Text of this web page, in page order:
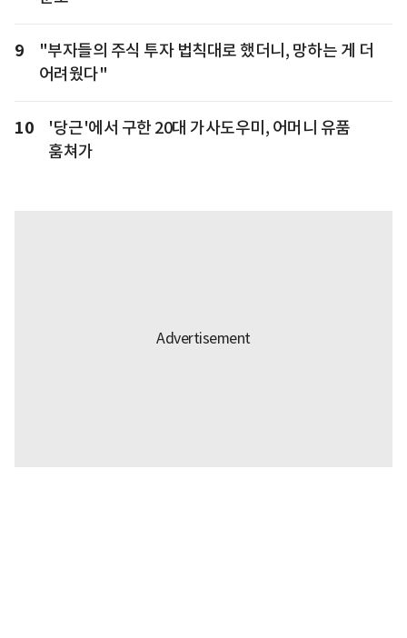
9
"부자들의 주식 투자 법칙대로 했더니, 망하는 게 더
어려웠다"
10
'당근'에서 구한 20대 가사도우미, 어머니 유품
훔쳐가